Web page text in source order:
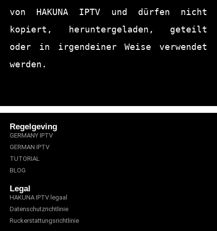
von HAKUNA IPTV und dürfen nicht
kopiert, heruntergeladen, geteilt
oder in irgendeiner Weise verwendet
werden.
Regelgeving
GERMANY IPTV
GERMAN IPTV
TUTORIAL
BLOG
Legal
HAKUNA IPTV legaal
Datenschutzrichtlinie
Ruckerstattungsrichtlinie